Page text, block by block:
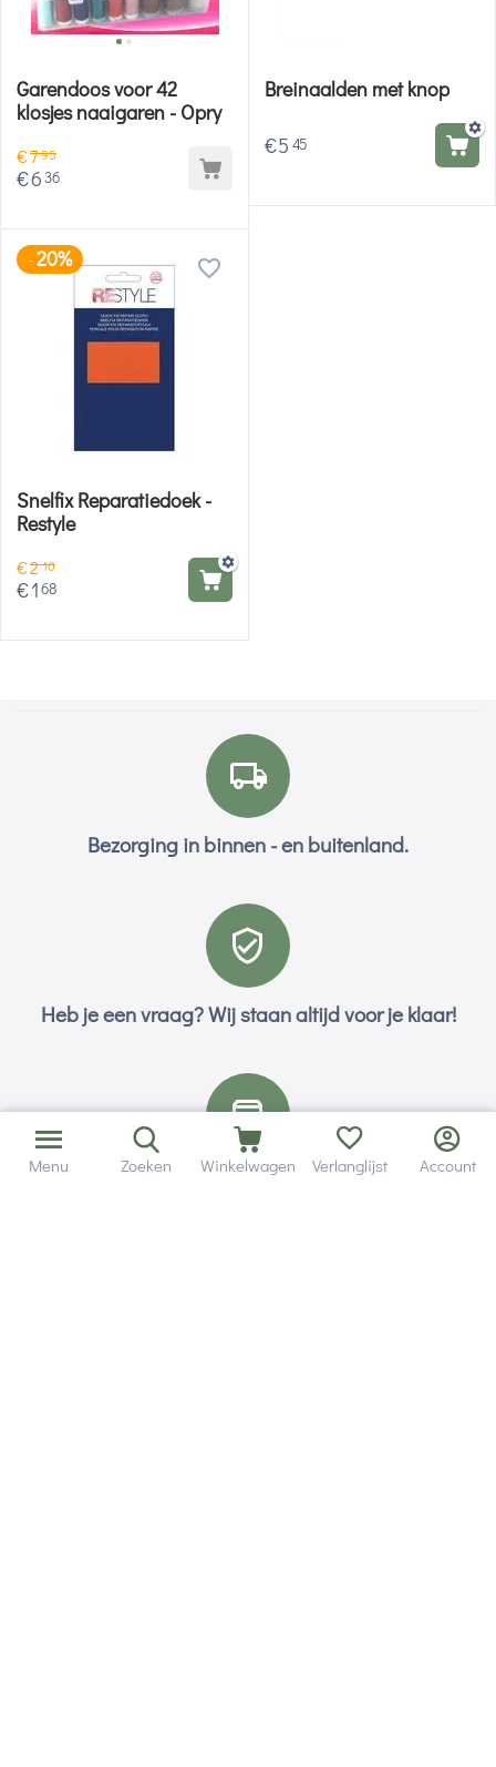
Garendoos voor 42
klosjes naaigaren - Opry
€795
€6 36
Breinaalden met knop
€5 45
-20%
Snelfix Reparatiedoek -
Restyle
€210
€168
Bezorging in binnen - en buitenland.
Heb je een vraag? Wij staan altijd voor je klaar!
Altijd 120 dagen retourrecht.
Menu Zoeken Winkelwagen Verlanglijst Account